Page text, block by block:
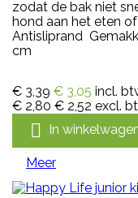
zodat de bak niet
hond aan het eten
Antisliprand
cm
€ 3,39 € 3,05 incl.
€ 2,80 € 2,52 excl.
 In
Meer